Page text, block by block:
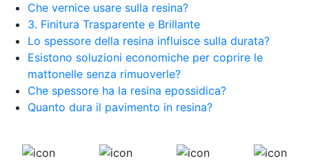
Che vernice usare sulla resina?
3. Finitura Trasparente e Brillante
Lo spessore della resina influisce sulla durata?
Esistono soluzioni economiche per coprire le
mattonelle senza rimuoverle?
Che spessore ha la resina epossidica?
Quanto dura il pavimento in resina?